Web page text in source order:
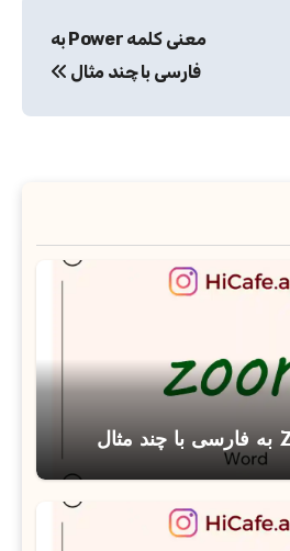
معنی کلمه Power به
فارسی با چند مثال